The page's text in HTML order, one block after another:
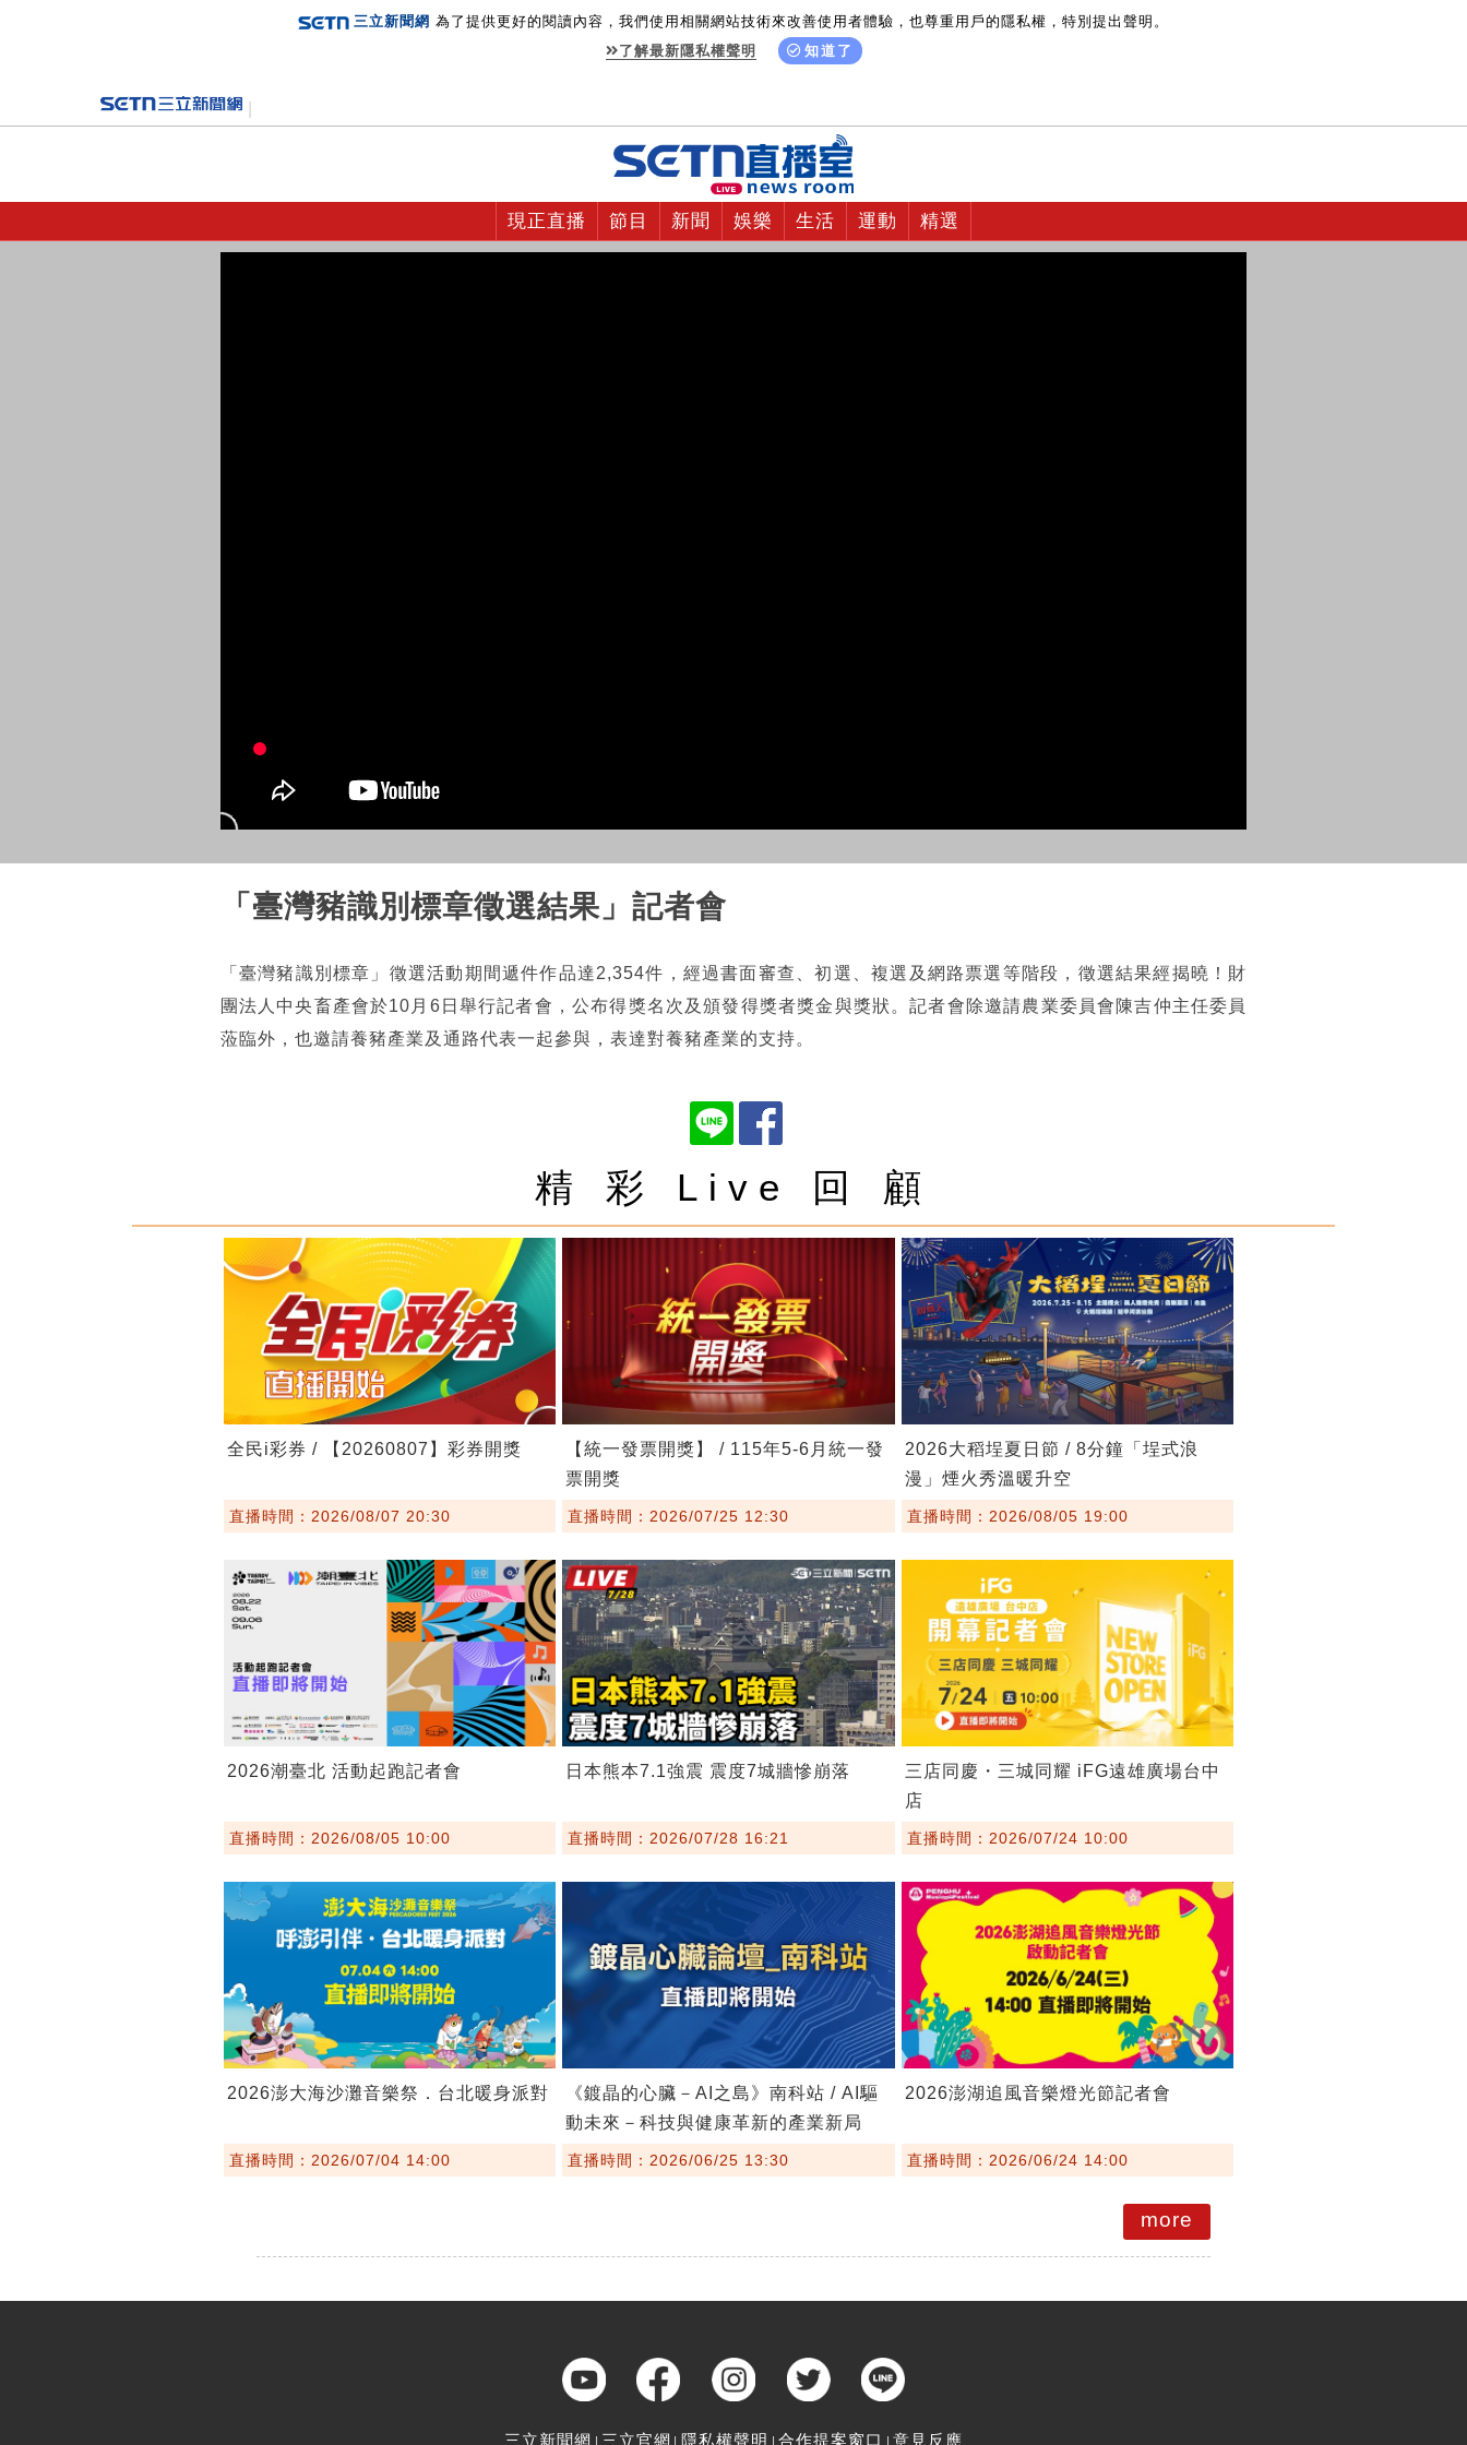
三立新聞網 為了提供更好的閱讀內容，我們使用相關網站技術來改善使用者體驗，也尊重用戶的隱私權，特別提出聲明。
了解最新隱私權聲明
知道了
現正直播 節目 新聞 娛樂 生活 運動 精選
「臺灣豬識別標章徵選結果」記者會
「臺灣豬識別標章」徵選活動期間遞件作品達2,354件，經過書面審查、初選、複選及網路票選等階段，徵選結果經揭曉！財
團法人中央畜產會於10月6日舉行記者會，公布得獎名次及頒發得獎者獎金與獎狀。記者會除邀請農業委員會陳吉仲主任委員
蒞臨外，也邀請養豬產業及通路代表一起參與，表達對養豬產業的支持。
精 彩 Live 回 顧
全民i彩券 / 【20260807】彩券開獎
直播時間：2026/08/07 20:30
【統一發票開獎】 / 115年5-6月統一發
票開獎
直播時間：2026/07/25 12:30
2026大稻埕夏日節 / 8分鐘「埕式浪
漫」煙火秀溫暖升空
直播時間：2026/08/05 19:00
2026潮臺北 活動起跑記者會
直播時間：2026/08/05 10:00
日本熊本7.1強震 震度7城牆慘崩落
直播時間：2026/07/28 16:21
三店同慶・三城同耀 iFG遠雄廣場台中
店
直播時間：2026/07/24 10:00
2026澎大海沙灘音樂祭．台北暖身派對
直播時間：2026/07/04 14:00
《鍍晶的心臟－AI之島》南科站 / AI驅
動未來－科技與健康革新的產業新局
直播時間：2026/06/25 13:30
2026澎湖追風音樂燈光節記者會
直播時間：2026/06/24 14:00
more
三立新聞網 三立官網 隱私權聲明 合作提案窗口 意見反應